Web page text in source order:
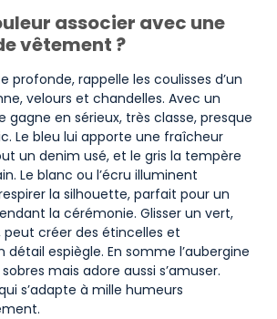
associer avec une
vêtement ?
profonde, rappelle les coulisses d’un
velours et chandelles. Avec un
gagne en sérieux, très classe, presque
Le bleu lui apporte une fraîcheur
un denim usé, et le gris la tempère
Le blanc ou l’écru illuminent
la silhouette, parfait pour un
la cérémonie. Glisser un vert,
créer des étincelles et
détail espiègle. En somme l’aubergine
mais adore aussi s’amuser.
s’adapte à mille humeurs